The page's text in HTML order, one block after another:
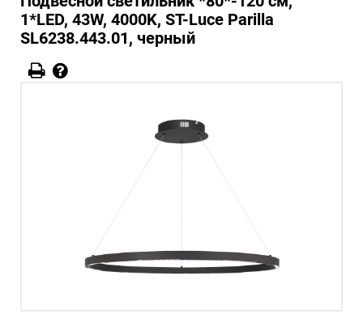
1*LED, 43W, 4000K, ST-Luce Parilla
SL6238.443.01, черный